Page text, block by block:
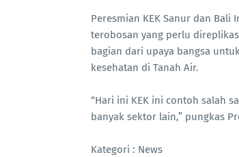
Peresmian KEK Sanur dan
terobosan yang perlu
bagian dari upaya bangsa
kesehatan di Tanah Air.
“Hari ini KEK ini contoh salah
banyak sektor lain,” pungkas
Kategori : News